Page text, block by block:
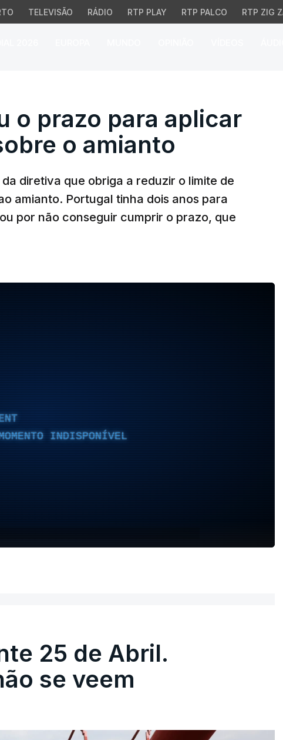
TELEVISÃO RÁDIO RTP PLAY RTP PALCO RTP ZIG
prazo para aplicar a lei
o prazo para aplicar
o amianto
diretiva que obriga a reduzir o limite de
amianto. Portugal tinha dois anos para
por não conseguir cumprir o prazo, que
INDISPONÍVEL
25 de Abril.
se veem